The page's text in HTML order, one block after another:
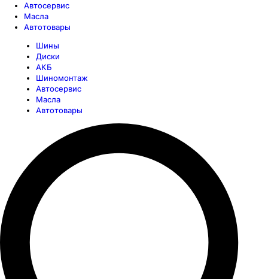
Автосервис
Масла
Автотовары
Шины
Диски
АКБ
Шиномонтаж
Автосервис
Масла
Автотовары